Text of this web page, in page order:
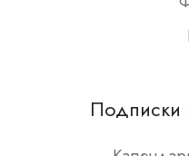
Подписки